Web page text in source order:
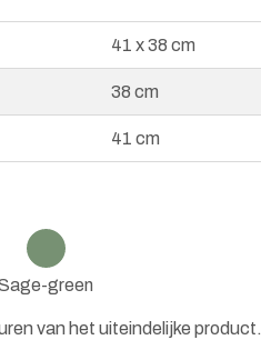
41 x 38 cm
38 cm
41 cm
green
van het uiteindelijke product.